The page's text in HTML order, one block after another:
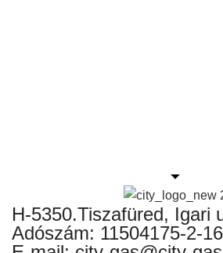
H-5350.Tiszafüred, Igari
Adószám: 11504175-2-16